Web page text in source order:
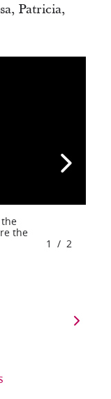
Patricia,
the
1 / 2